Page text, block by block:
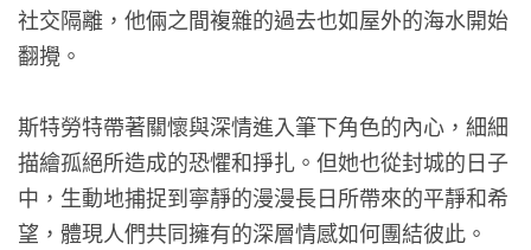
社交隔離，他倆之間複雜的過去也如屋外的海水開始
翻攪。
斯特勞特帶著關懷與深情進入筆下角色的內心，細細
描繪孤絕所造成的恐懼和掙扎。但她也從封城的日子
中，生動地捕捉到寧靜的漫漫長日所帶來的平靜和希
望，體現人們共同擁有的深層情感如何團結彼此。